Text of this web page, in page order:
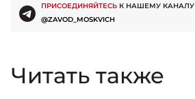
ПРИСОЕДИНЯЙТЕСЬ К НАШЕМУ КАНАЛУ
@ZAVOD_MOSKVICH
Читать также